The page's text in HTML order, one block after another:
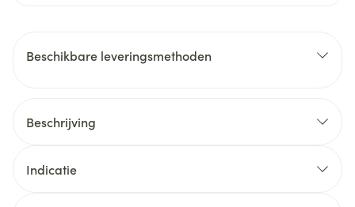
Beschikbare leveringsmethoden
Beschrijving
Indicatie